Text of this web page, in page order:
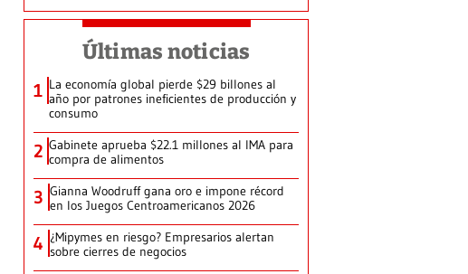
Últimas noticias
1 La economía global pierde $29 billones al
año por patrones ineficientes de producción y
consumo
2 Gabinete aprueba $22.1 millones al IMA para
compra de alimentos
3 Gianna Woodruff gana oro e impone récord
en los Juegos Centroamericanos 2026
4 ¿Mipymes en riesgo? Empresarios alertan
sobre cierres de negocios